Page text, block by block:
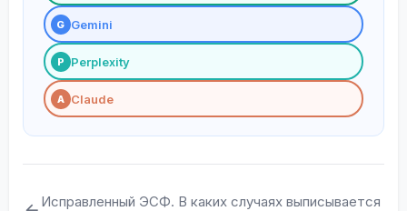
G Gemini
P Perplexity
A Claude
Исправленный ЭСФ. В каких случаях выписывается